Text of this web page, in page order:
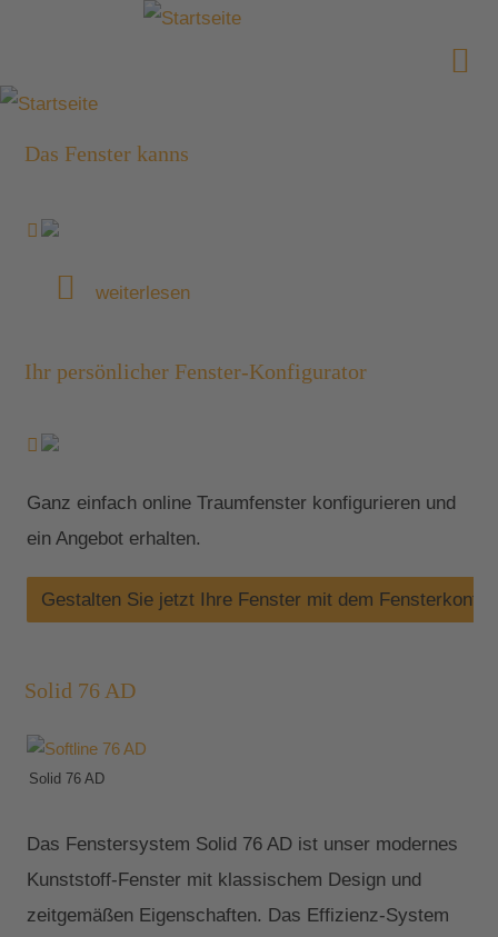
Das Fenster kanns
weiterlesen
Ihr persönlicher Fenster-Konfigurator
Ganz einfach online Traumfenster konfigurieren und
ein Angebot erhalten.
Gestalten Sie jetzt Ihre Fenster mit dem
Solid 76 AD
Solid 76 AD
Das Fenstersystem Solid 76 AD ist unser modernes
Kunststoff-Fenster mit klassischem Design und
zeitgemäßen Eigenschaften. Das Effizienz-System